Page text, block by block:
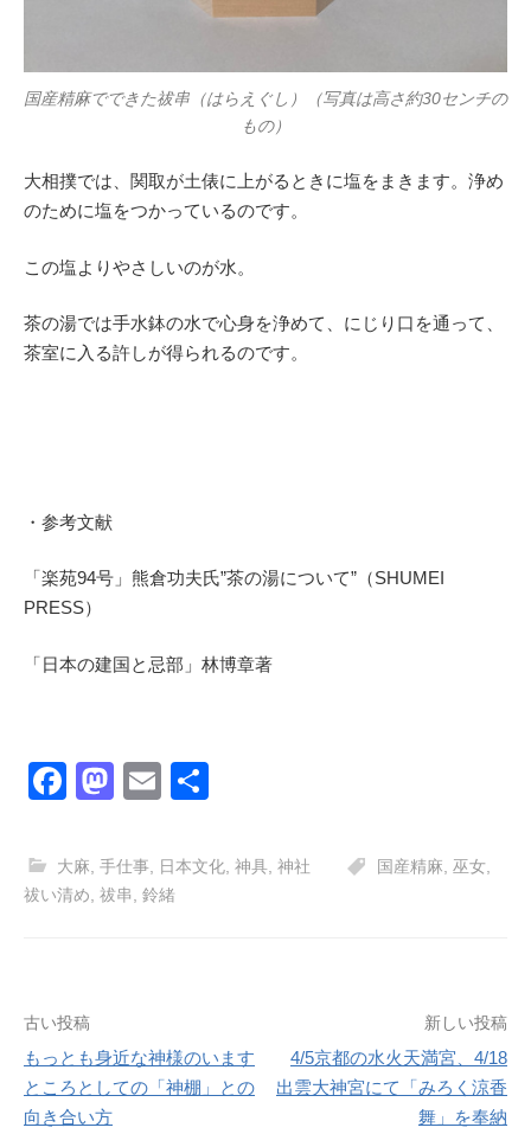
国産精麻でできた祓串（はらえぐし）（写真は高さ約30センチの
もの）
大相撲では、関取が土俵に上がるときに塩をまきます。浄め
のために塩をつかっているのです。
この塩よりやさしいのが水。
茶の湯では手水鉢の水で心身を浄めて、にじり口を通って、
茶室に入る許しが得られるのです。
・参考文献
「楽苑94号」熊倉功夫氏”茶の湯について”（SHUMEI
PRESS）
「日本の建国と忌部」林博章著
F
c
e
o
k
M
st
o
E
ail
大麻 手仕事 日本文化 神具 神社 国産精麻 巫女
祓い清め 祓串 鈴緒
投
稿
ナ
古い投稿
もっとも身近な神様のいます
ところとしての「神棚」との
向き合い方
新しい投稿
4/5京都の水火天満宮、4/18
出雲大神宮にて「みろく涼香
舞」を奉納